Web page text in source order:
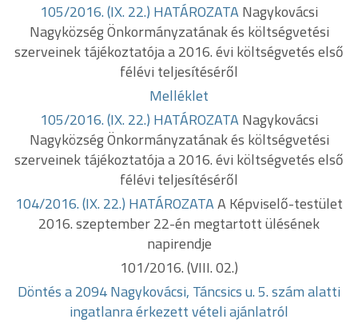
105/2016. (IX. 22.) HATÁROZATANagykovácsi
Nagyközség Önkormányzatának és költségvetési
szerveinek tájékoztatója a 2016. évi költségvetés első
félévi teljesítéséről
Melléklet
105/2016. (IX. 22.) HATÁROZATANagykovácsi
Nagyközség Önkormányzatának és költségvetési
szerveinek tájékoztatója a 2016. évi költségvetés első
félévi teljesítéséről
104/2016. (IX. 22.) HATÁROZATAA Képviselő-testület
2016. szeptember 22-én megtartott ülésének
napirendje
101/2016. (VIII. 02.)
Döntés a 2094 Nagykovácsi, Táncsics u. 5. szám alatti
ingatlanra érkezett vételi ajánlatról